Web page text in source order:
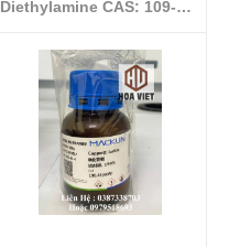
Diethylamine CAS: 109-89-